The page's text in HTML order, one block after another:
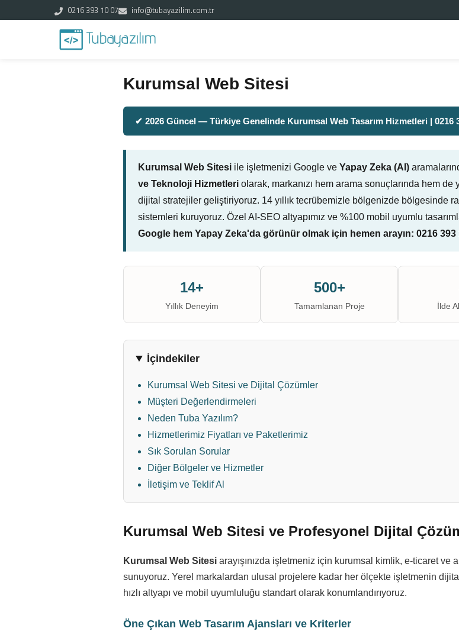
0216 393 10 07 info@tubayazilim.com.tr
Kurumsal Web Sitesi
✔ 2026 Güncel — Türkiye Genelinde Kurumsal Web Tasarım Hizmetleri | 0216
Kurumsal Web Sitesi ile işletmenizi Google ve Yapay Zeka (AI)
ve Teknoloji Hizmetleri olarak, markanızı hem arama sonuçlarında hem de
dijital stratejiler geliştiriyoruz. 14 yıllık tecrübemizle bölgenizde bölgesinde
sistemleri kuruyoruz. Özel AI-SEO altyapımız ve %100 mobil uyumlu
Google hem Yapay Zeka'da görünür olmak için hemen arayın: 0216 393
14+
Yıllık Deneyim
500+
Tamamlanan Proje İlde
İçindekiler
Kurumsal Web Sitesi ve Dijital Çözümler
Müşteri Değerlendirmeleri
Neden Tuba Yazılım?
Hizmetlerimiz Fiyatları ve Paketlerimiz
Sık Sorulan Sorular
Diğer Bölgeler ve Hizmetler
İletişim ve Teklif Al
Kurumsal Web Sitesi ve Profesyonel Dijital
Kurumsal Web Sitesi arayışınızda işletmeniz için kurumsal kimlik, e-ticaret
sunuyoruz. Yerel markalardan ulusal projelere kadar her ölçekte işletmenin
hızlı altyapı ve mobil uyumluluğu standart olarak konumlandırıyoruz.
Öne Çıkan Web Tasarım Ajansları ve Kriterler